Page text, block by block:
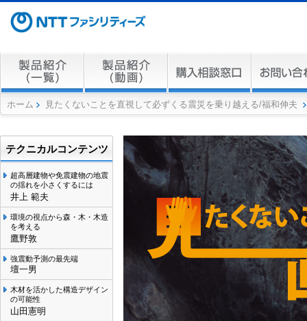
ホーム 見たくないことを直視して必ずくる震災を乗り越える/福和伸夫
テクニカルコンテンツ
超高層建物や免震建物の地震
の揺れを小さくするには
井上 範夫
環境の視点から森・木・木造
を考える
鷹野敦
強震動予測の最先端
壇一男
木材を活かした構造デザイン
の可能性
山田憲明